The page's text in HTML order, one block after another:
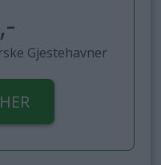
Gjestehavner